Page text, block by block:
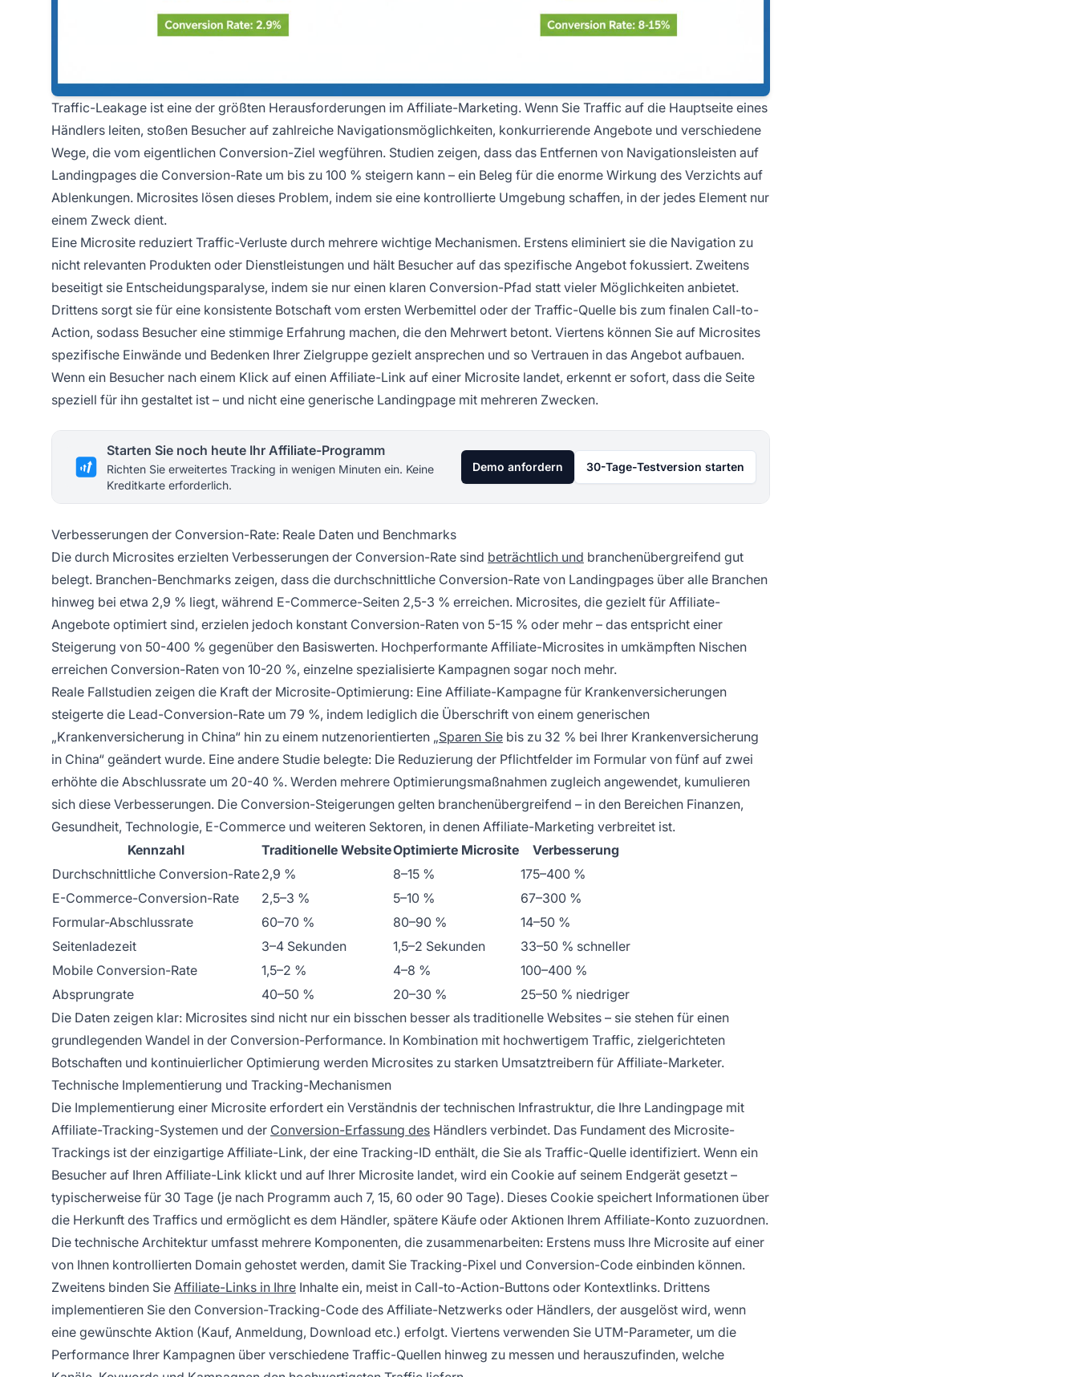
Traffic-Leakage ist eine der größten Herausforderungen im Affiliate-Marketing. Wenn Sie Traffic auf die Hauptseite eines
Händlers leiten, stoßen Besucher auf zahlreiche Navigationsmöglichkeiten, konkurrierende Angebote und verschiedene
Wege, die vom eigentlichen Conversion-Ziel wegführen. Studien zeigen, dass das Entfernen von Navigationsleisten auf
Landingpages die Conversion-Rate um bis zu 100 % steigern kann – ein Beleg für die enorme Wirkung des Verzichts auf
Ablenkungen. Microsites lösen dieses Problem, indem sie eine kontrollierte Umgebung schaffen, in der jedes Element nur
einem Zweck dient.
Eine Microsite reduziert Traffic-Verluste durch mehrere wichtige Mechanismen. Erstens eliminiert sie die Navigation zu
nicht relevanten Produkten oder Dienstleistungen und hält Besucher auf das spezifische Angebot fokussiert. Zweitens
beseitigt sie Entscheidungsparalyse, indem sie nur einen klaren Conversion-Pfad statt vieler Möglichkeiten anbietet.
Drittens sorgt sie für eine konsistente Botschaft vom ersten Werbemittel oder der Traffic-Quelle bis zum finalen Call-to-
Action, sodass Besucher eine stimmige Erfahrung machen, die den Mehrwert betont. Viertens können Sie auf Microsites
spezifische Einwände und Bedenken Ihrer Zielgruppe gezielt ansprechen und so Vertrauen in das Angebot aufbauen.
Wenn ein Besucher nach einem Klick auf einen Affiliate-Link auf einer Microsite landet, erkennt er sofort, dass die Seite
speziell für ihn gestaltet ist – und nicht eine generische Landingpage mit mehreren Zwecken.
Starten Sie noch heute Ihr Affiliate-Programm
Richten Sie erweitertes Tracking in wenigen Minuten ein. Keine
Kreditkarte erforderlich.
Demo anfordern 30-Tage-Testversion starten
Verbesserungen der Conversion-Rate: Reale Daten und Benchmarks
Die durch Microsites erzielten Verbesserungen der Conversion-Rate sind beträchtlich und branchenübergreifend gut
belegt. Branchen-Benchmarks zeigen, dass die durchschnittliche Conversion-Rate von Landingpages über alle Branchen
hinweg bei etwa 2,9 % liegt, während E-Commerce-Seiten 2,5-3 % erreichen. Microsites, die gezielt für Affiliate-
Angebote optimiert sind, erzielen jedoch konstant Conversion-Raten von 5-15 % oder mehr – das entspricht einer
Steigerung von 50-400 % gegenüber den Basiswerten. Hochperformante Affiliate-Microsites in umkämpften Nischen
erreichen Conversion-Raten von 10-20 %, einzelne spezialisierte Kampagnen sogar noch mehr.
Reale Fallstudien zeigen die Kraft der Microsite-Optimierung: Eine Affiliate-Kampagne für Krankenversicherungen
steigerte die Lead-Conversion-Rate um 79 %, indem lediglich die Überschrift von einem generischen
„Krankenversicherung in China“ hin zu einem nutzenorientierten „Sparen Sie bis zu 32 % bei Ihrer Krankenversicherung
in China“ geändert wurde. Eine andere Studie belegte: Die Reduzierung der Pflichtfelder im Formular von fünf auf zwei
erhöhte die Abschlussrate um 20-40 %. Werden mehrere Optimierungsmaßnahmen zugleich angewendet, kumulieren
sich diese Verbesserungen. Die Conversion-Steigerungen gelten branchenübergreifend – in den Bereichen Finanzen,
Gesundheit, Technologie, E-Commerce und weiteren Sektoren, in denen Affiliate-Marketing verbreitet ist.
Kennzahl
Traditionelle WebsiteOptimierte Microsite
Verbesserung
Durchschnittliche Conversion-Rate2,9 % 8–15 %
175–400 %
E-Commerce-Conversion-Rate
2,5–3 % 5–10 %
67–300 %
Formular-Abschlussrate
60–70 % 80–90 %
14–50 %
Seitenladezeit
3–4 Sekunden 1,5–2 Sekunden
33–50 % schneller
Mobile Conversion-Rate
1,5–2 % 4–8 %
100–400 %
Absprungrate
40–50 % 20–30 %
25–50 % niedriger
Die Daten zeigen klar: Microsites sind nicht nur ein bisschen besser als traditionelle Websites – sie stehen für einen
grundlegenden Wandel in der Conversion-Performance. In Kombination mit hochwertigem Traffic, zielgerichteten
Botschaften und kontinuierlicher Optimierung werden Microsites zu starken Umsatztreibern für Affiliate-Marketer.
Technische Implementierung und Tracking-Mechanismen
Die Implementierung einer Microsite erfordert ein Verständnis der technischen Infrastruktur, die Ihre Landingpage mit
Affiliate-Tracking-Systemen und der Conversion-Erfassung des Händlers verbindet. Das Fundament des Microsite-
Trackings ist der einzigartige Affiliate-Link, der eine Tracking-ID enthält, die Sie als Traffic-Quelle identifiziert. Wenn ein
Besucher auf Ihren Affiliate-Link klickt und auf Ihrer Microsite landet, wird ein Cookie auf seinem Endgerät gesetzt –
typischerweise für 30 Tage (je nach Programm auch 7, 15, 60 oder 90 Tage). Dieses Cookie speichert Informationen über
die Herkunft des Traffics und ermöglicht es dem Händler, spätere Käufe oder Aktionen Ihrem Affiliate-Konto zuzuordnen.
Die technische Architektur umfasst mehrere Komponenten, die zusammenarbeiten: Erstens muss Ihre Microsite auf einer
von Ihnen kontrollierten Domain gehostet werden, damit Sie Tracking-Pixel und Conversion-Code einbinden können.
Zweitens binden Sie Affiliate-Links in Ihre Inhalte ein, meist in Call-to-Action-Buttons oder Kontextlinks. Drittens
implementieren Sie den Conversion-Tracking-Code des Affiliate-Netzwerks oder Händlers, der ausgelöst wird, wenn
eine gewünschte Aktion (Kauf, Anmeldung, Download etc.) erfolgt. Viertens verwenden Sie UTM-Parameter, um die
Performance Ihrer Kampagnen über verschiedene Traffic-Quellen hinweg zu messen und herauszufinden, welche